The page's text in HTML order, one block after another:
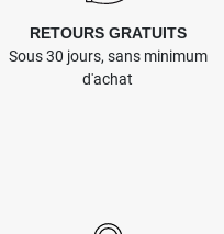
RETOURS GRATUITS
Sous 30 jours, sans minimum
d'achat